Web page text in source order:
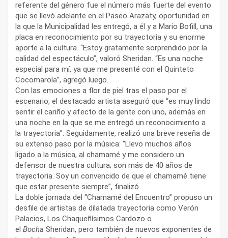
referente del género fue el número más fuerte del evento
que se llevó adelante en el Paseo Arazaty, oportunidad en
la que la Municipalidad les entregó, a él y a Mario Bofill, una
placa en reconocimiento por su trayectoria y su enorme
aporte a la cultura. “Estoy gratamente sorprendido por la
calidad del espectáculo”, valoró Sheridan. “Es una noche
especial para mí, ya que me presenté con el Quinteto
Cocomarola”, agregó luego.
Con las emociones a flor de piel tras el paso por el
escenario, el destacado artista aseguró que “es muy lindo
sentir el cariño y afecto de la gente con uno, además en
una noche en la que se me entregó un reconocimiento a
la trayectoria”. Seguidamente, realizó una breve reseña de
su extenso paso por la música: “Llevo muchos años
ligado a la música, al chamamé y me considero un
defensor de nuestra cultura; son más de 40 años de
trayectoria. Soy un convencido de que el chamamé tiene
que estar presente siempre”, finalizó.
La doble jornada del “Chamamé del Encuentro” propuso un
desfile de artistas de dilatada trayectoria como Verón
Palacios, Los Chaqueñísimos Cardozo o
el Bocha Sheridan, pero también de nuevos exponentes de